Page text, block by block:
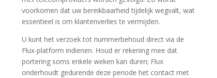
voorkomen dat uw bereikbaarheid tijdelijk wegvalt, wat
essentieel is om klantenverlies te vermijden.
U kunt het verzoek tot nummerbehoud direct via de
Flux-platform indienen. Houd er rekening mee dat
portering soms enkele weken kan duren; Flux
onderhoudt gedurende deze periode het contact met